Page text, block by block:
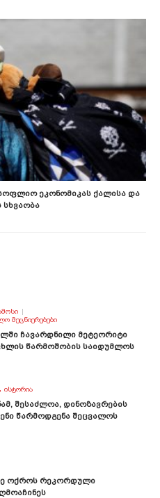
Ეკონომიკას Ქალისა Და
Სხვაობა
ᲛᲔᲪᲜᲘᲔᲠᲔᲑᲔᲑᲘ
Ჩავარდნილი Მეტეორიტი
Წარმოშობის Საიდუმლოს
ᲘᲡᲢᲝᲠᲘᲐ
Შესაძლოა, Დინოზავრების
Წარმოდგენა Შეცვალოს
Ოქროს Რეკორდული